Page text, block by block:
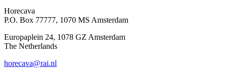
Horecava
P.O. Box 77777, 1070 MS Amsterdam
Europaplein 24, 1078 GZ Amsterdam
The Netherlands
horecava@rai.nl